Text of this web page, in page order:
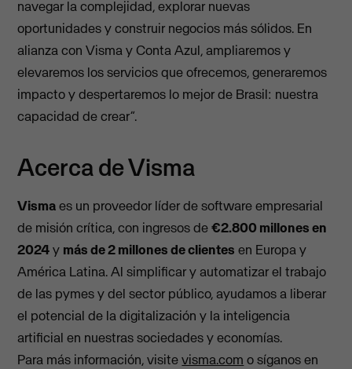
navegar la complejidad, explorar nuevas
oportunidades y construir negocios más sólidos. En
alianza con Visma y Conta Azul, ampliaremos y
elevaremos los servicios que ofrecemos, generaremos
impacto y despertaremos lo mejor de Brasil: nuestra
capacidad de crear”.
Acerca de Visma
Vismaes un proveedor líder de software empresarial
de misión crítica, con ingresos de€2.800 millones en
2024y más de 2 millones de clientes en Europa y
América Latina. Al simplificar y automatizar el trabajo
de las pymes y del sector público, ayudamos a liberar
el potencial de la digitalización y la inteligencia
artificial en nuestras sociedades y economías.
Para más información, visitevisma.com o síganos en